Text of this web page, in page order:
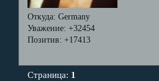
Откуда: Germany
Уважение: +32454
Позитив: +17413
Страница: 1